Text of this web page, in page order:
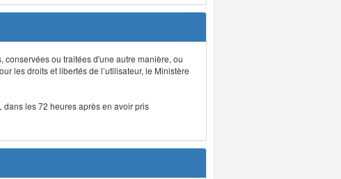
ou traitées d'une autre manière, ou
les droits et libertés de l’utilisateur, le Ministère
les 72 heures après en avoir pris